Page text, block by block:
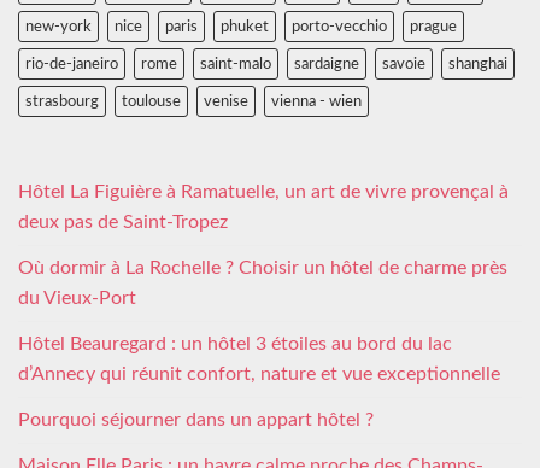
new-york nice paris phuket porto-vecchio prague
rio-de-janeiro rome saint-malo sardaigne savoie shanghai
strasbourg toulouse venise vienna - wien
Hôtel La Figuière à Ramatuelle, un art de vivre provençal à
deux pas de Saint-Tropez
Où dormir à La Rochelle ? Choisir un hôtel de charme près
du Vieux-Port
Hôtel Beauregard : un hôtel 3 étoiles au bord du lac
d’Annecy qui réunit confort, nature et vue exceptionnelle
Pourquoi séjourner dans un appart hôtel ?